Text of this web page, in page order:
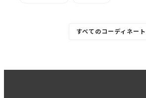
すべてのコーディネート